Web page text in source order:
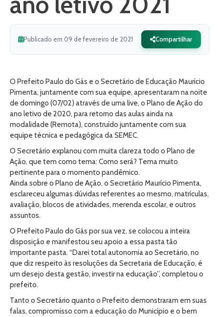
Publicado em 09 de fevereiro de 2021 Compartilhar
O Prefeito Paulo do Gás e o Secretário de Educação Maurício
Pimenta, juntamente com sua equipe, apresentaram na noite
de domingo (07/02) através de uma live, o Plano de Ação do
ano letivo de 2020, para retorno das aulas ainda na
modalidade (Remota), construído juntamente com sua
equipe técnica e pedagógica da SEMEC.
O Secretário explanou com muita clareza todo o Plano de
Ação, que tem como tema: Como será? Tema muito
pertinente para o momento pandêmico.
Ainda sobre o Plano de Ação, o Secretário Maurício Pimenta,
esclareceu algumas dúvidas referentes ao mesmo, matrículas,
avaliação, blocos de atividades, merenda escolar, e outros
assuntos.
O Prefeito Paulo do Gás por sua vez, se colocou a inteira
disposição e manifestou seu apoio a essa pasta tão
importante pasta. “Darei total autonomia ao Secretário, no
que diz respeito às resoluções da Secretaria de Educação, é
um desejo desta gestão, investir na educação”, completou o
prefeito.
Tanto o Secretário quanto o Prefeito demonstraram em suas
falas, compromisso com a educação do Município e o bem